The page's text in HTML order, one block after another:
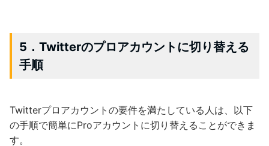
5．Twitterのプロアカウントに切り替える
手順
Twitterプロアカウントの要件を満たしている人は、以下
の手順で簡単にProアカウントに切り替えることができま
す。